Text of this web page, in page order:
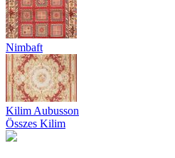
Nimbaft
Kilim Aubusson
Összes Kilim